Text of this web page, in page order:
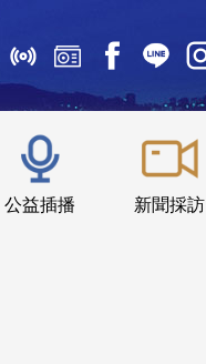
公益插播 新聞採訪